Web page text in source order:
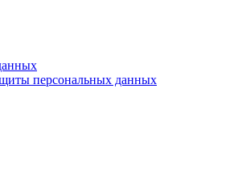
персональных данных